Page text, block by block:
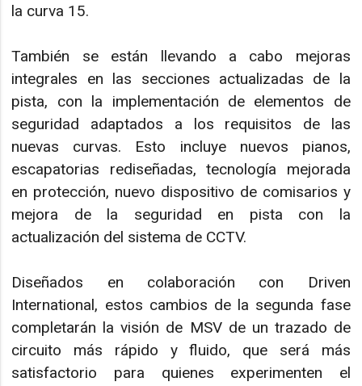
la curva 15.
También se están llevando a cabo mejoras
integrales en las secciones actualizadas de la
pista, con la implementación de elementos de
seguridad adaptados a los requisitos de las
nuevas curvas. Esto incluye nuevos pianos,
escapatorias rediseñadas, tecnología mejorada
en protección, nuevo dispositivo de comisarios y
mejora de la seguridad en pista con la
actualización del sistema de CCTV.
Diseñados en colaboración con Driven
International, estos cambios de la segunda fase
completarán la visión de MSV de un trazado de
circuito más rápido y fluido, que será más
satisfactorio para quienes experimenten el